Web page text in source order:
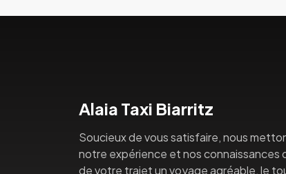
Alaia Taxi Biarritz
Soucieux de vous satisfaire, nous
notre expérience et nos connaissances
de votre trajet un voyage agréable, le